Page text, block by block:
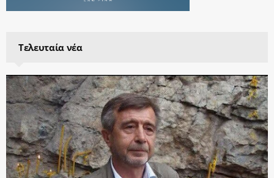
Τελευταία νέα